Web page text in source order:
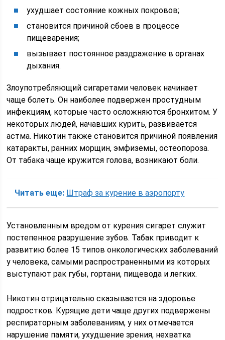
ухудшает состояние кожных покровов;
становится причиной сбоев в процессе
пищеварения;
вызывает постоянное раздражение в органах
дыхания.
Злоупотребляющий сигаретами человек начинает
чаще болеть. Он наиболее подвержен простудным
инфекциям, которые часто осложняются бронхитом. У
некоторых людей, начавших курить, развивается
астма. Никотин также становится причиной появления
катаракты, ранних морщин, эмфиземы, остеопороза.
От табака чаще кружится голова, возникают боли.
Читать еще: Штраф за курение в аэропорту
Установленным вредом от курения сигарет служит
постепенное разрушение зубов. Табак приводит к
развитию более 15 типов онкологических заболеваний
у человека, самыми распространенными из которых
выступают рак губы, гортани, пищевода и легких.
Никотин отрицательно сказывается на здоровье
подростков. Курящие дети чаще других подвержены
респираторным заболеваниям, у них отмечается
нарушение памяти, ухудшение зрения, нехватка